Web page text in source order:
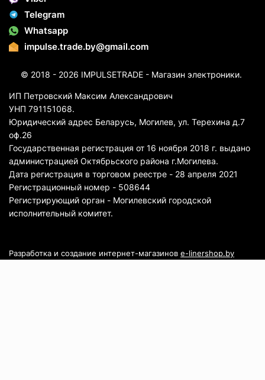
Telegram
Whatsapp
impulse.trade.by@gmail.com
© 2018 - 2026 IMPULSETRADE - Магазин электроники.
ИП Петровский Максим Александрович
УНП 791151068.
Юридический адрес Беларусь, Могилев, ул. Терехина д.7
оф.26
Государственная регистрация от 16 ноября 2018 г. выдано
администрацией Октябрьского района г.Могилева.
Дата регистрация в торговом реестре - 28 апреля 2021
Регистрационный номер - 508644
Регистрирующий орган - Могилевский городской
исполнительный комитет.
Разработка и создание интернет-магазинов e-linershop.by